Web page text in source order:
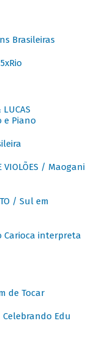
Brasileiras
e Piano
VIOLÕES / Maogani
/ Sul em
Carioca interpreta
de Tocar
Celebrando Edu